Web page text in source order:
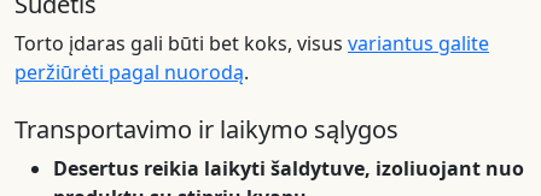
Torto įdaras gali būti bet koks, visus variantus galite
peržiūrėti pagal nuorodą.
Transportavimo ir laikymo sąlygos
Desertus reikia laikyti šaldytuve, izoliuojant nuo